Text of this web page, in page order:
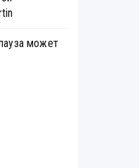
может